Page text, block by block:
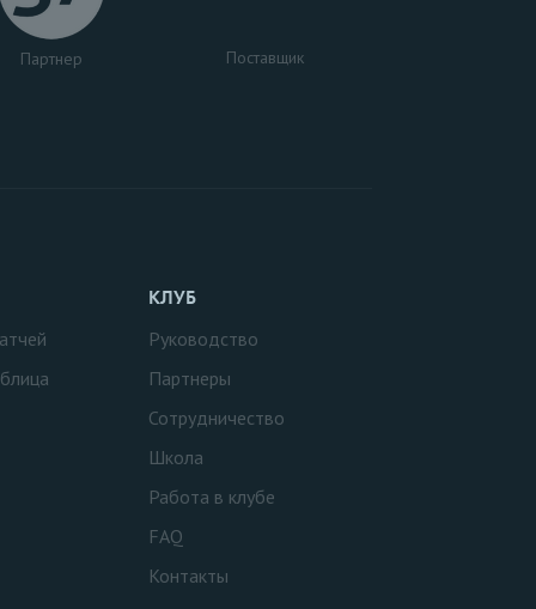
Партнер Поставщик
КЛУБ
Руководство
Партнеры
Сотрудничество
Школа
Работа в клубе
FAQ
Контакты